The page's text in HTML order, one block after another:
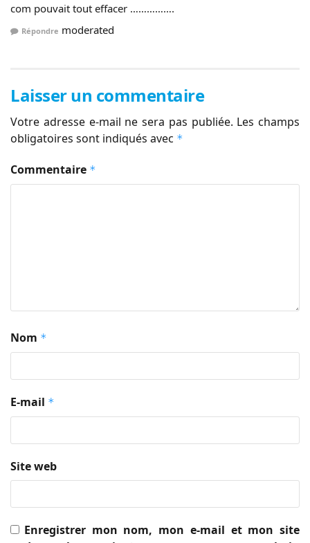
com pouvait tout effacer …………….
Répondre moderated
Laisser un commentaire
Votre adresse e-mail ne sera pas publiée. Les champs
obligatoires sont indiqués avec *
Commentaire *
Nom *
E-mail *
Site web
Enregistrer mon nom, mon e-mail et mon site